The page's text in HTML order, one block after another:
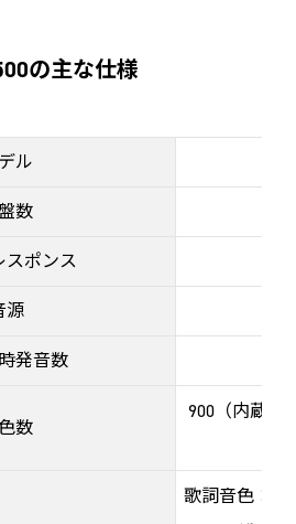
の主な仕様
ル
数
スポンス
源
発音数
数
900（内蔵歌
歌詞音色：内